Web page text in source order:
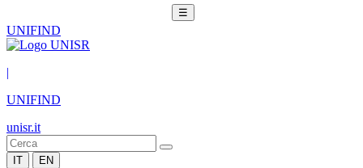
☰
UNIFIND
|
UNIFIND
unisr.it
IT EN